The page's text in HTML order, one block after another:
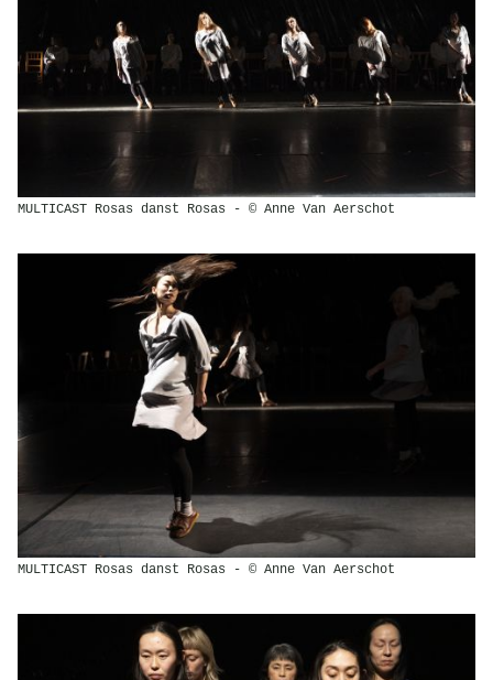
MULTICAST Rosas danst Rosas - © Anne Van Aerschot
MULTICAST Rosas danst Rosas - © Anne Van Aerschot